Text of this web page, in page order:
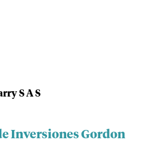
S A S
Inversiones Gordon